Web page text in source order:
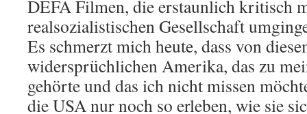
DEFA Filmen, die erstaunlich kritisch
realsozialistischen Gesellschaft
Es schmerzt mich heute, dass von
widersprüchlichen Amerika, das zu
gehörte und das ich nicht missen
die USA nur noch so erleben, wie sie